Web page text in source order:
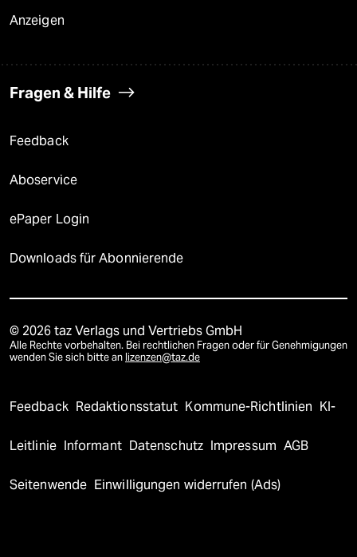
Anzeigen
Fragen & Hilfe
Feedback
Aboservice
ePaper Login
Downloads für Abonnierende
© 2026 taz Verlags und Vertriebs GmbH
Alle Rechte vorbehalten. Bei rechtlichen Fragen oder für Genehmigungen
wenden Sie sich bitte an lizenzen@taz.de
Feedback Redaktionsstatut Kommune-Richtlinien KI-
Leitlinie Informant Datenschutz Impressum AGB
Seitenwende Einwilligungen widerrufen (Ads)